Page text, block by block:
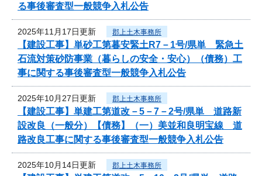
る事後審査型一般競争入札公告
2025年11月17日更新 郡上土木事務所
【建設工事】単砂工第暮安緊土R7－1号/県単 緊急土
石流対策砂防事業（暮らしの安全・安心）（債務）工
事に関する事後審査型一般競争入札公告
2025年10月27日更新 郡上土木事務所
【建設工事】単建工第道改－5－7－2号/県単 道路新
設改良（一般分）【債務】（一）美並和良明宝線 道
路改良工事に関する事後審査型一般競争入札公告
2025年10月14日更新 郡上土木事務所